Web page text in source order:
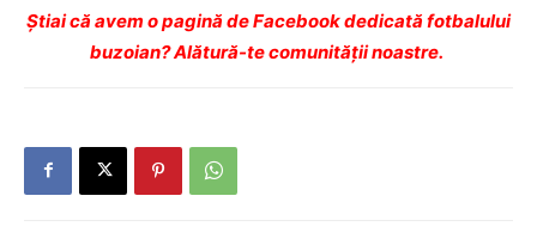
Ştiai că avem o pagină de Facebook dedicată fotbalului
buzoian? Alătură-te comunității noastre.